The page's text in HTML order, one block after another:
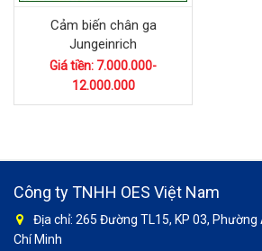
Cảm biến chân ga
Jungeinrich
Giá tiền: 7.000.000-
12.000.000
Công ty TNHH OES Việt Nam
Địa chỉ: 265 Đường TL15, KP 03, Phường
Chí Minh